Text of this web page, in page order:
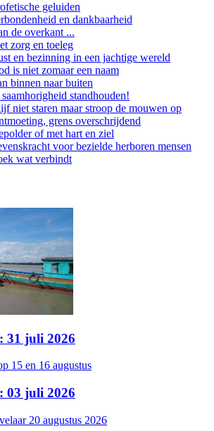
geluiden
en dankbaarheid
de overkant ...
zorg en toeleg
en bezinning in een jachtige wereld
is niet zomaar een naam
binnen naar buiten
standhouden!
niet staren maar stroop de mouwen op
grens overschrijdend
of met hart en ziel
voor bezielde herboren mensen
wat verbindt
31 juli 2026
15 en 16 augustus
03 juli 2026
20 augustus 2026